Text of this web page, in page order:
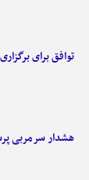
توافق برای
هشدار سرمربی